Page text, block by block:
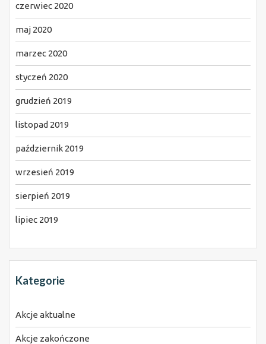
czerwiec 2020
maj 2020
marzec 2020
styczeń 2020
grudzień 2019
listopad 2019
październik 2019
wrzesień 2019
sierpień 2019
lipiec 2019
Kategorie
Akcje aktualne
Akcje zakończone